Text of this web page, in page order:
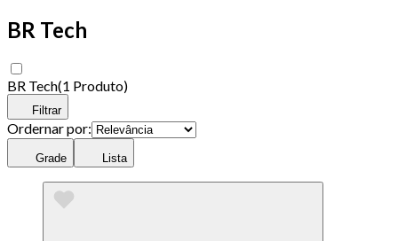
BR Tech
BR Tech(1 Produto)
Filtrar
Ordernar por:
Grade Lista